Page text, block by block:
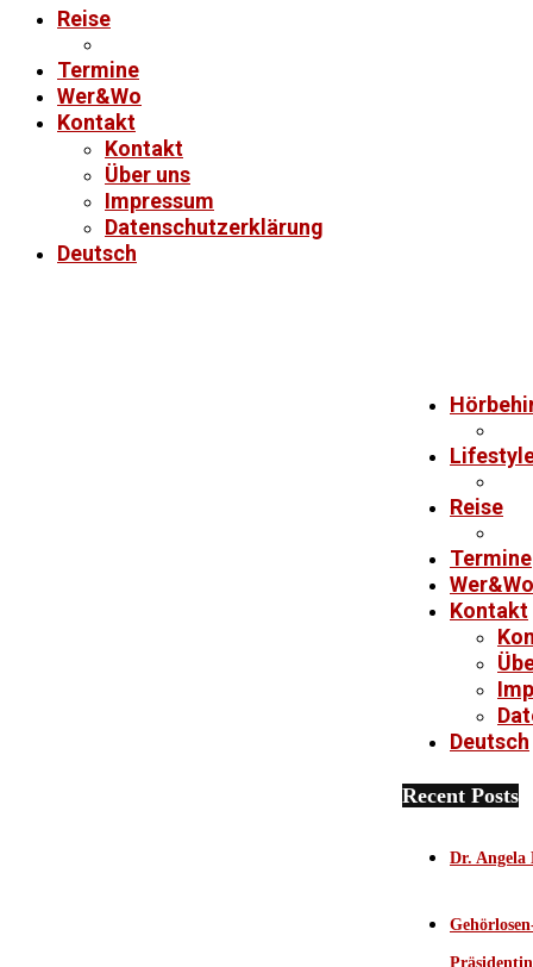
Reise
Termine
Wer&Wo
Kontakt
Kontakt
Über uns
Impressum
Datenschutzerklärung
Deutsch
Reise
Termine
Wer&Wo
Kontakt
Deutsch
Recent Posts
Dr.